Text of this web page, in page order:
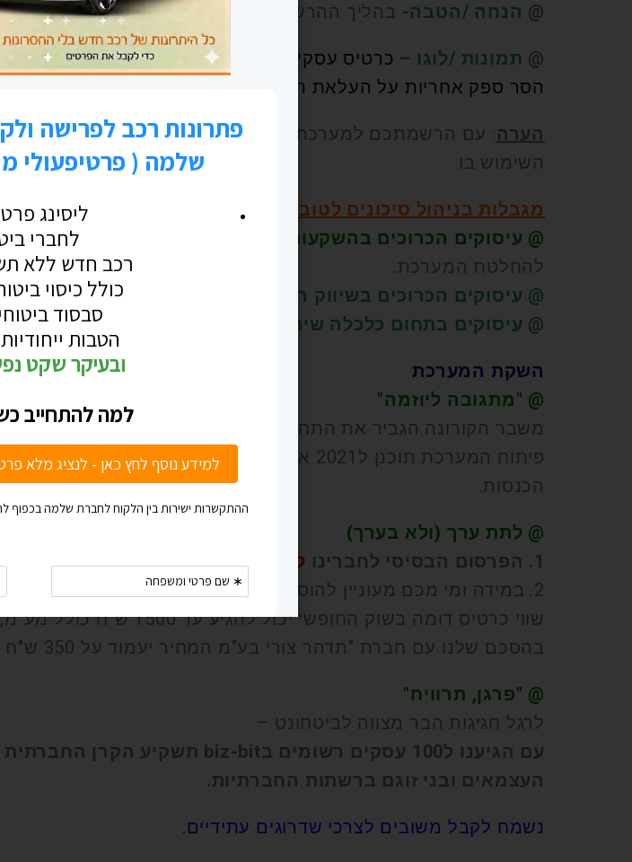
@ הנחה /הטבה- בהליך ההרשמה אתם מוזמנים לפרגן ולהציע
@ תמונות /לוגו –
הסר ספק אחריות על העלאת תמונות עם זכויות יוצרים הינה
הערה : עם הרשמתכם למערכת (ולאחר אימות נתונים) תשויכו
השימוש בו.
מגבלות בניהול סיכונים לטובת הגולשים
@ עיסוקים הכרוכים בהשקעות
כלשהן – מחייבים רישיון יועץ
להחלטת המערכת.
@ עיסוקים הכרוכים בשיווק רשתי
– מחייבים הצגת ניהול
@ עיסוקים בתחום כלכלה שיתופית-
מחייבים הצגת ניהול
השקת המערכת
@ "מתגובה ליוזמה"
משבר הקורונה הגביר את התחרותיות בשוק ופגע בעסקים רבים וחשוב
פיתוח המערכת תוכנן
הכנסות.
@ לתת ערך (ולא בערך)
1. הפרסום הבסיסי לחברינו
ללא עלות וללא הגבלת זמן!
2. במידה ומי מכם מעוניין להוסיף רכיב של כרטיס דיגיטלי (לשימושו הפרטי) יוכל לרכוש שרות זה במחיר מסובסד.
שווי כרטיס דומה בשוק החופשי יכול להגיע עד 1500 ש"ח כולל מע"מ,
בהסכם שלנו עם חברת "תדהר צורי בע"מ המחיר יעמוד על 350 ש"ח כולל מע"מ עד סוף 2020 .
@ "פרגן, תרוויח"
לרגל חגיגות הבר מצווה לביטחונט –
העצמאים ובני זוגם ברשתות החברתיות.
נשמח לקבל משובים לצרכי שדרוגים עתידיים.